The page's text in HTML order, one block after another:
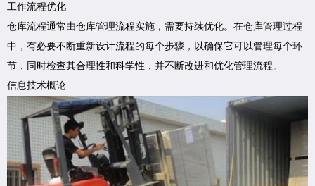
工作流程优化
仓库流程通常由仓库管理流程实施，需要持续优化。在仓库管理过程
中，有必要不断重新设计流程的每个步骤，以确保它可以管理每个环
节，同时检查其合理性和科学性，并不断改进和优化管理流程。
信息技术概论